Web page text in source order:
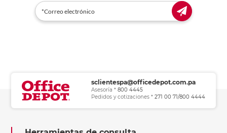
sclientespa@officedepot.com.pa
Asesoría * 800 4445
Pedidos y cotizaciones * 271 00 71/800 4444